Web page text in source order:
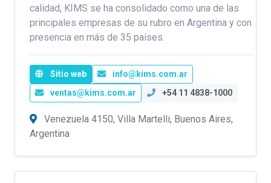
calidad, KIMS se ha consolidado como una de las
principales empresas de su rubro en Argentina y con
presencia en más de 35 países.
Sitio web
info@kims.com.ar
ventas@kims.com.ar
+54 11 4838-1000
Venezuela 4150, Villa Martelli, Buenos Aires,
Argentina